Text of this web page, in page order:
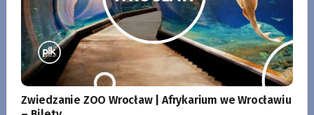
Zwiedzanie ZOO Wrocław | Afrykarium we Wrocławiu